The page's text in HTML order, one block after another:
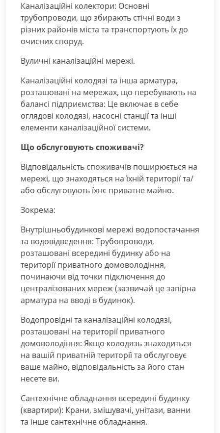
Каналізаційні колектори: Основні
трубопроводи, що збирають стічні води з
різних районів міста та транспортують їх до
очисних споруд.
Вуличні каналізаційні мережі.
Каналізаційні колодязі та інша арматура,
розташовані на мережах, що перебувають на
балансі підприємства: Це включає в себе
оглядові колодязі, насосні станції та інші
елементи каналізаційної системи.
Що обслуговують споживачі?
Відповідальність споживачів поширюється на
мережі, що знаходяться на їхній території та/
або обслуговують їхнє приватне майно.
Зокрема:
Внутрішньобудинкові мережі водопостачання
та водовідведення: Трубопроводи,
розташовані всередині будинку або на
території приватного домоволодіння,
починаючи від точки підключення до
централізованих мереж (зазвичай це запірна
арматура на вводі в будинок).
Водопровідні та каналізаційні колодязі,
розташовані на території приватного
домоволодіння: Якщо колодязь знаходиться
на вашій приватній території та обслуговує
ваше майно, відповідальність за його стан
несете ви.
Сантехнічне обладнання всередині будинку
(квартири): Крани, змішувачі, унітази, ванни
та інше сантехнічне обладнання.